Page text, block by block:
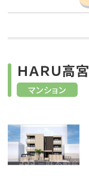
マンション
ＨＡＲＵ高宮